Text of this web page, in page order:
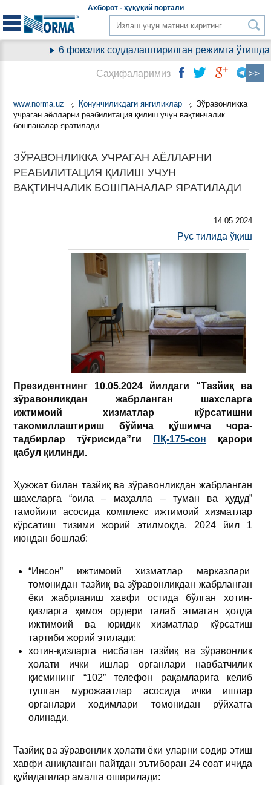
Aхборот - ҳуқуқийпортали
6 фоизлик соддалаштирилган режимга ўтишда
www.norma.uz Қонунчиликдаги янгиликлар
Зўравонликка
учраган аёлларни реабилитация қилиш учун вақтинчалик
бошпаналар яратилади
ЗЎРАВОНЛИККА УЧРАГАН АЁЛЛАРНИ
РЕАБИЛИТАЦИЯ ҚИЛИШ УЧУН
ВАҚТИНЧАЛИК БОШПАНАЛАР ЯРАТИЛАДИ
14.05.2024
Рус тилида ўқиш
Президентнинг 10.05.2024 йилдаги “Тазйиқ ва
зўравонликдан жабрланган шахсларга
ижтимоий хизматлар кўрсатишни
такомиллаштириш бўйича қўшимча чора-
тадбирлар тўғрисида”ги
ПҚ-175-сон қарори
қабул қилинди.
Ҳужжат билан тазйиқ ва зўравонликдан жабрланган
шахсларга “оила – маҳалла – туман ва ҳудуд”
тамойили асосида комплекс ижтимоий хизматлар
кўрсатиш тизими жорий этилмоқда. 2024 йил 1
июндан бошлаб:
“Инсон” ижтимоий хизматлар марказлари
томонидан тазйиқ ва зўравонликдан жабрланган
ёки жабрланиш хавфи остида бўлган хотин-
қизларга ҳимоя ордери талаб этмаган ҳолда
ижтимоий ва юридик хизматлар кўрсатиш
тартиби жорий этилади;
хотин-қизларга нисбатан тазйиқ ва зўравонлик
ҳолати ички ишлар органлари навбатчилик
қисмининг “102” телефон рақамларига келиб
тушган мурожаатлар асосида ички ишлар
органлари ходимлари томонидан рўйхатга
олинади.
Тазйиқ ва зўравонлик ҳолати ёки уларни содир этиш
хавфи аниқланган пайтдан эътиборан 24 соат ичида
қуйидагилар амалга оширилади:
Саҳифаларимиз